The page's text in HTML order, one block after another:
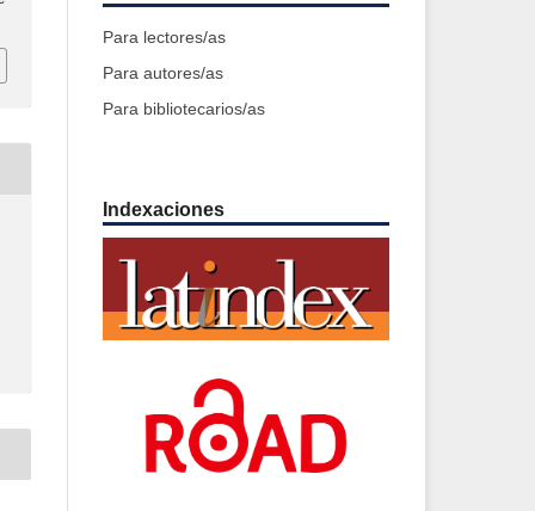
Para lectores/as
Para autores/as
Para bibliotecarios/as
Indexaciones